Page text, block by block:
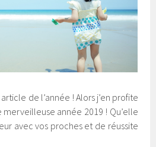
de l’année ! Alors j’en profite
année 2019 ! Qu’elle
avec vos proches et de réussite